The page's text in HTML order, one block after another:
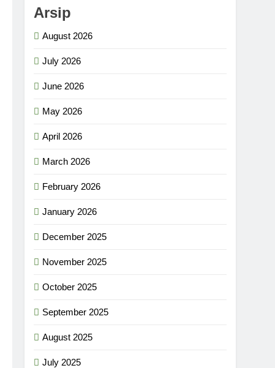
Arsip
August 2026
July 2026
June 2026
May 2026
April 2026
March 2026
February 2026
January 2026
December 2025
November 2025
October 2025
September 2025
August 2025
July 2025